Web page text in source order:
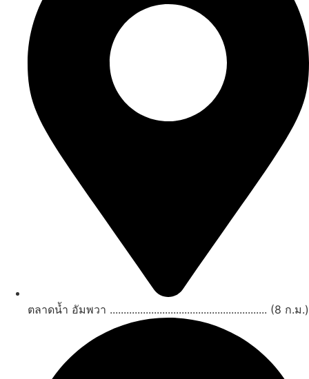
ตลาดน้ำ อัมพวา ......................................................... (8 ก.ม.)